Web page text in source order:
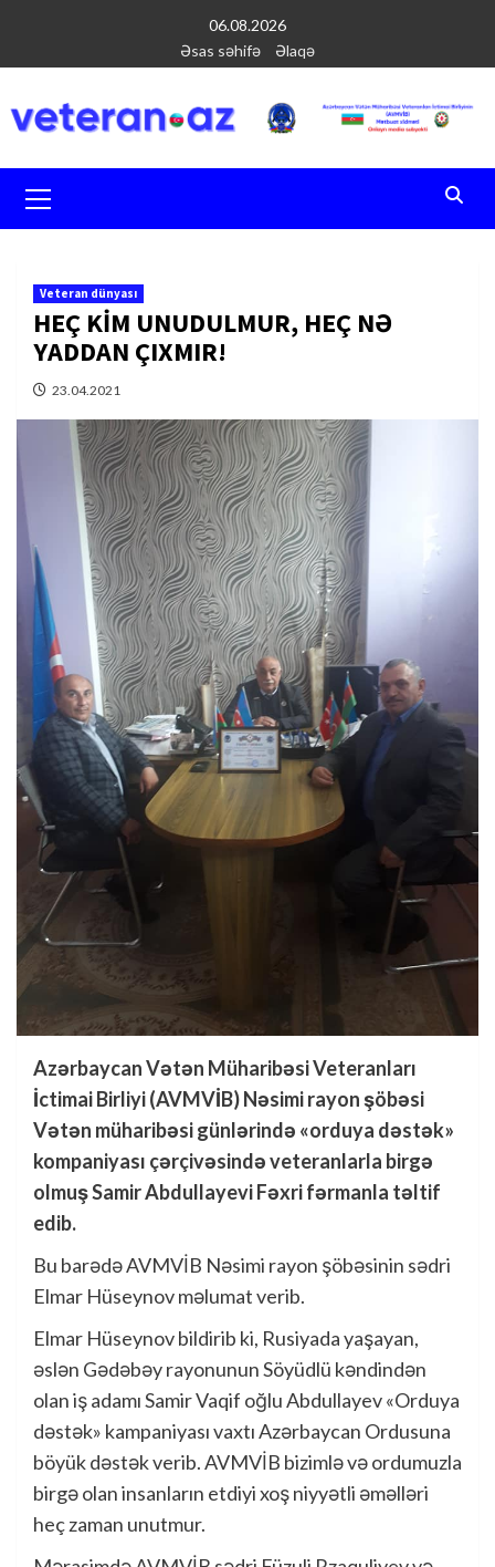
содержимому
06.08.2026
Əsas səhifə
Əlaqə
меню
Veteran dünyası
HEÇ KİM UNUDULMUR, HEÇ NƏ
YADDAN ÇIXMIR!
23.04.2021
Azərbaycan Vətən Müharibəsi Veteranları
İctimai Birliyi (AVMVİB) Nəsimi rayon şöbəsi
Vətən müharibəsi günlərində «orduya dəstək»
kompaniyası çərçivəsində veteranlarla birgə
olmuş Samir Abdullayevi Fəxri fərmanla təltif
edib.
Bu barədə AVMVİB Nəsimi rayon şöbəsinin sədri
Elmar Hüseynov məlumat verib.
Elmar Hüseynov bildirib ki, Rusiyada yaşayan,
əslən Gədəbəy rayonunun Söyüdlü kəndindən
olan iş adamı Samir Vaqif oğlu Abdullayev «Orduya
dəstək» kampaniyası vaxtı Azərbaycan Ordusuna
böyük dəstək verib. AVMVİB bizimlə və ordumuzla
birgə olan insanların etdiyi xoş niyyətli əməlləri
heç zaman unutmur.